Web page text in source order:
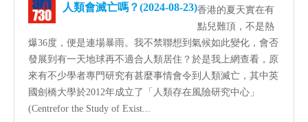
人類會滅亡嗎？(2024-08-23)香港的夏天實在有
點兒難頂，不是熱
爆36度，便是連場暴雨。我不禁聯想到氣候如此變化，會否
發展到有一天地球再不適合人類居住？於是我上網查看，原
來有不少學者專門研究有甚麼事情會令到人類滅亡，其中英
國劍橋大學於2012年成立了「人類存在風險研究中心」
(Centrefor the Study of Exist...